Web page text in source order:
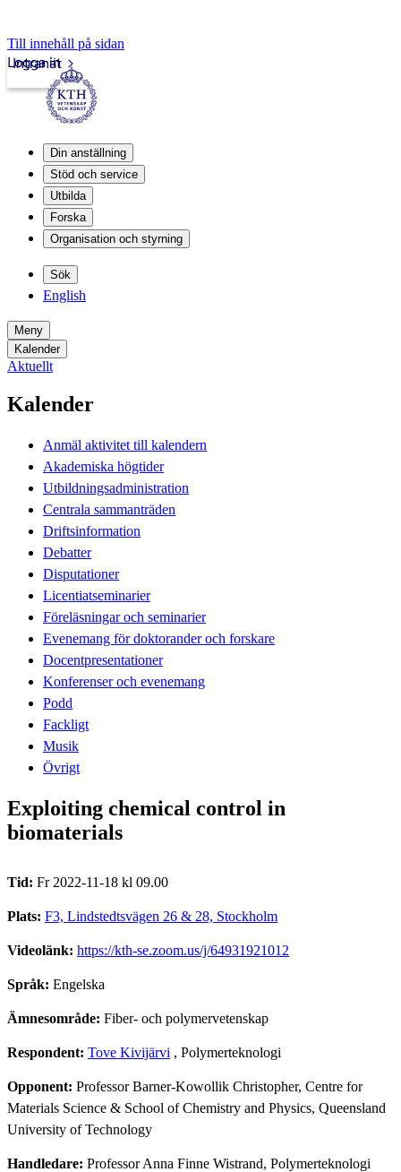
Till innehåll på sidan
Intranät
Logga in
Din anställning
Stöd och service
Utbilda
Forska
Organisation och styrning
Sök
English
Meny
Kalender
Aktuellt
Kalender
Anmäl aktivitet till kalendern
Akademiska högtider
Utbildningsadministration
Centrala sammanträden
Driftsinformation
Debatter
Disputationer
Licentiatseminarier
Föreläsningar och seminarier
Evenemang för doktorander och forskare
Docentpresentationer
Konferenser och evenemang
Podd
Fackligt
Musik
Övrigt
Exploiting chemical control in
biomaterials
Tid: Fr 2022-11-18 kl 09.00
Plats: F3, Lindstedtsvägen 26 & 28, Stockholm
Videolänk: https://kth-se.zoom.us/j/64931921012
Språk: Engelska
Ämnesområde: Fiber- och polymervetenskap
Respondent: Tove Kivijärvi , Polymerteknologi
Opponent: Professor Barner-Kowollik Christopher, Centre for
Materials Science & School of Chemistry and Physics, Queensland
University of Technology
Handledare: Professor Anna Finne Wistrand, Polymerteknologi